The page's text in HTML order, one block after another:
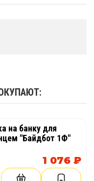
на банку для
"Байдбот 1Ф"
1 076 ₽